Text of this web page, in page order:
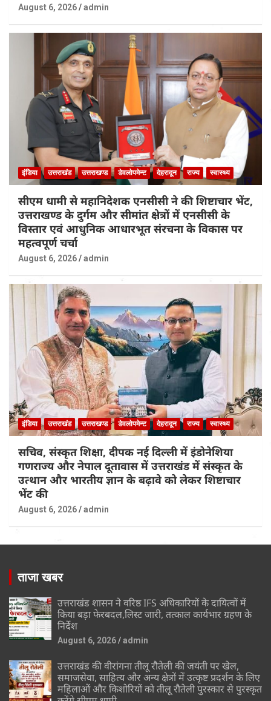
August 6, 2026 admin
इंडिया उत्तराखंड उत्तराखण्ड डेवलोपमेन्ट देहरादून राज्य स्वास्थ्य
सीएम धामी से महानिदेशक एनसीसी ने की शिष्टाचार भेंट,
उत्तराखण्ड के दुर्गम और सीमांत क्षेत्रों में एनसीसी के
विस्तार एवं आधुनिक आधारभूत संरचना के विकास पर
महत्वपूर्ण चर्चा
August 6, 2026 admin
इंडिया उत्तराखंड उत्तराखण्ड डेवलोपमेन्ट देहरादून राज्य स्वास्थ्य
सचिव, संस्कृत शिक्षा, दीपक नई दिल्ली में इंडोनेशिया
गणराज्य और नेपाल दूतावास में उत्तराखंड में संस्कृत के
उत्थान और भारतीय ज्ञान के बढ़ावे को लेकर शिष्टाचार
भेंट की
August 6, 2026 admin
ताजा खबर
उत्तराखंड शासन ने वरिष्ठ IFS अधिकारियों के दायित्वों में
किया बड़ा फेरबदल,लिस्ट जारी, तत्काल कार्यभार ग्रहण के
निर्देश
August 6, 2026 admin
उत्तराखंड की वीरांगना तीलू रौतेली की जयंती पर खेल,
समाजसेवा, साहित्य और अन्य क्षेत्रों में उत्कृष्ट प्रदर्शन के लिए
महिलाओं और किशोरियों को तीलू रौतेली पुरस्कार से पुरस्कृत